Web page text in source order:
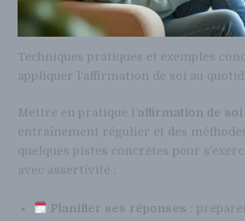
Techniques pratiques et exemples
appliquer l’affirmation de soi au
Mettre en pratique l’affirmation de soi
entraînement régulier et des
quelques pistes concrètes pour
avec assertivité :
Planifier ses réponses :